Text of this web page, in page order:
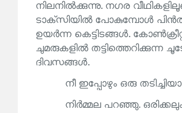
നിലനിൽക്കുന്നു. നഗര
ടാക്‌സിയിൽ പോകുമ്പോൾ
ഉയർന്ന കെട്ടിടങ്ങൾ.
ചുമരുകളിൽ തട്ടിത്തെറിക്കുന്ന
ദിവസങ്ങൾ.
നീ ഇപ്പോഴും ഒരു
നിർമ്മല പറഞ്ഞു. ഒരിക്കലും